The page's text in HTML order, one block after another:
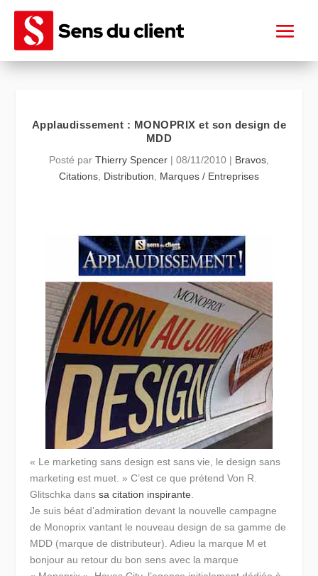
Applaudissement : MONOPRIX et son design de
MDD
Posté par Thierry Spencer | 08/11/2010 | Bravos
Citations Distribution Marques / Entreprises
« Le marketing sans design est sans vie, le design sans
marketing est muet. » C’est ce que prétend Von R.
Glitschka danssa citation inspirante
Je suis béat d’admiration devant la nouvelle campagne
de Monoprix vantant le nouveau design de sa gamme de
MDD (marque de distributeur). Adieu la marque M et
bonjour au retour du bon sens avec la marque